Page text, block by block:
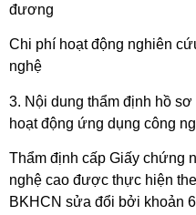
đương
Chi phí hoạt động nghiên
nghệ
3. Nội dung thẩm định hồ
hoạt động ứng dụng công
Thẩm định cấp Giấy chứng
nghệ cao được thực hiện
BKHCN sửa đổi bởi khoản